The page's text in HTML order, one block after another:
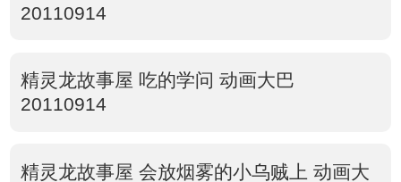
20110914
精灵龙故事屋 吃的学问 动画大巴
20110914
精灵龙故事屋 会放烟雾的小乌贼上 动画大